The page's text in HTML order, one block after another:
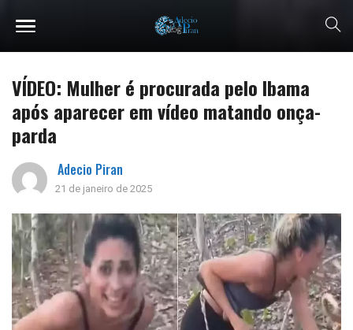
VÍDEO: Mulher é procurada pelo Ibama
após aparecer em vídeo matando onça-
parda
Adecio Piran
21 de janeiro de 2025